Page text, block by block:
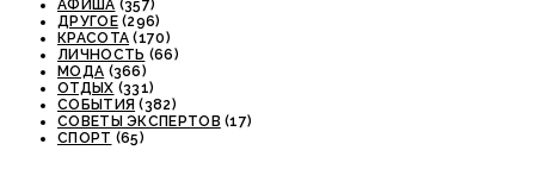
АФИША (357)
ДРУГОЕ(296)
КРАСОТА (170)
ЛИЧНОСТЬ (66)
МОДА (366)
ОТДЫХ (331)
СОБЫТИЯ (382)
СОВЕТЫ ЭКСПЕРТОВ (17)
СПОРТ (65)